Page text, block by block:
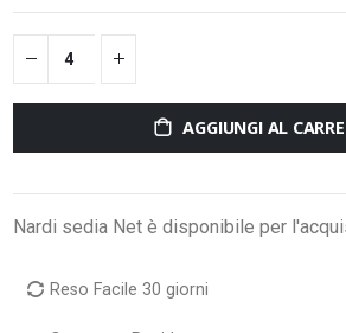
AGGIUNGI AL
Nardi sedia Net è disponibile per
Reso Facile 30 giorni